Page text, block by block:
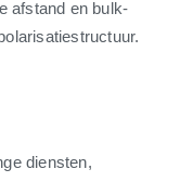
afstand en bulk-
diensten,